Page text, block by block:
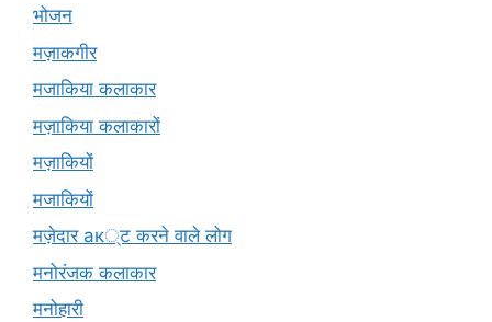
भोजन
मज़ाकगीर
मजाकिया कलाकार
मज़ाकिया कलाकारों
मज़ाकियों
मजाकियों
मज़ेदार ак्ट करने वाले लोग
मनोरंजक कलाकार
मनोहारी